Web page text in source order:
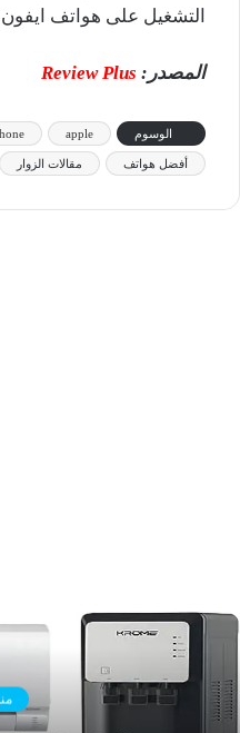
التشغيل على هواتف ايفون
المصدر: Review Plus
الوسوم apple
أفضل هواتف مقالات الزوار